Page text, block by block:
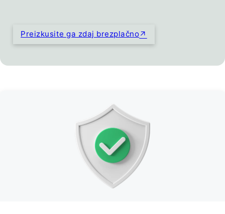
Preizkusite ga zdaj brezplačno